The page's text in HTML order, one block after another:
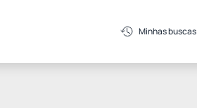
Minhas buscas